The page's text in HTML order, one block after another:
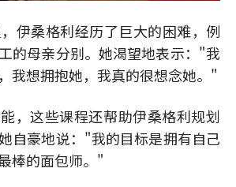
伊桑格利经历了巨大的困难，例
的母亲分别。她渴望地表示："我
我想拥抱她，我真的很想念她。"
，这些课程还帮助伊桑格利规划
自豪地说："我的目标是拥有自己
棒的面包师。"